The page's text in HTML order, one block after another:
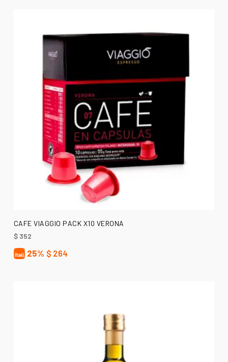
AÑADIR AL CARRITO
CAFE VIAGGIO PACK X10 VERONA
$352
25% $ 264